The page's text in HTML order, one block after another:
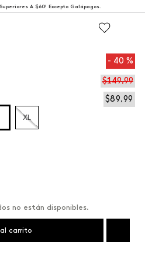
A $60! Excepto Galápagos.
40 %
$149,99
$89,99
XL
no están disponibles.
carrito